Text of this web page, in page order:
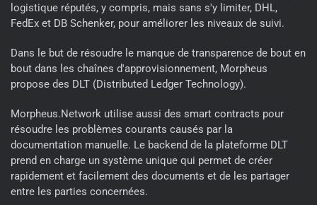
logistique réputés, y compris, mais sans s'y limiter, DHL,
FedEx et DB Schenker, pour améliorer les niveaux de suivi.
Dans le but de résoudre le manque de transparence de bout en
bout dans les chaînes d'approvisionnement, Morpheus
propose des DLT (Distributed Ledger Technology).
Morpheus.Network utilise aussi des smart contracts pour
résoudre les problèmes courants causés par la
documentation manuelle. Le backend de la plateforme DLT
prend en charge un système unique qui permet de créer
rapidement et facilement des documents et de les partager
entre les parties concernées.